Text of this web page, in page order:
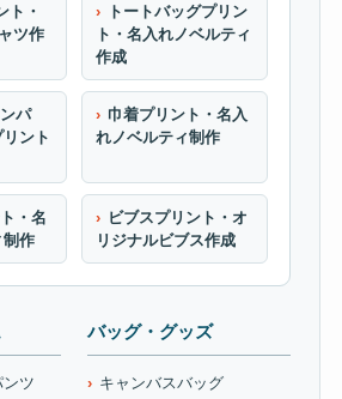
ト・
ツ作
トートバッグプリン
ト・名入れノベルティ
作成
パ
ント
巾着プリント・名入
れノベルティ制作
・名
制作
ビブスプリント・オ
リジナルビブス作成
ンツ
バッグ・グッズ
キャンバスバッグ